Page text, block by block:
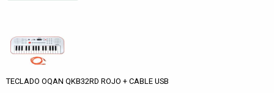
TECLADO OQAN QKB32RD ROJO + CABLE USB